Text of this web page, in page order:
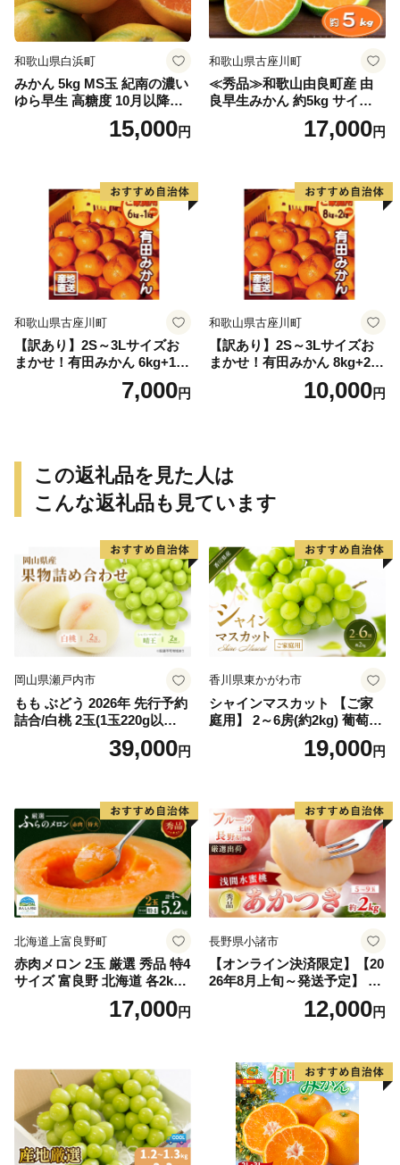
和歌山県白浜町
みかん 5kg MS玉 紀南の濃い
ゆら早生 高糖度 10月以降発
送 マルチ被覆栽培15,000円
和歌山県古座川町
≪秀品≫和歌山由良町産 由
良早生みかん 約5kg サイズお
まかせ【sml106C】17,000円
和歌山県古座川町
【訳あり】2S～3Lサイズお
まかせ！有田みかん 6kg+1kg
保証分 11月から12月下旬ま
でに順次発送致します。 / 訳
7,000円
和歌山県古座川町
【訳あり】2S～3Lサイズお
まかせ！有田みかん 8kg+2kg
保証分 11月から12月下旬ま
でに順次発送致します。 / 訳
10,000円
この返礼品を見た人は
こんな返礼品も見ています
岡山県瀬戸内市
もも ぶどう 2026年 先行予約
詰合/白桃 2玉(1玉220g以
上)・シャインマスカット 晴
39,000円
香川県東かがわ市
シャインマスカット 【ご家
庭用】 2～6房(約2kg) 葡萄 ぶ
どう ブドウ フルーツ 果物 く
だもの 果実 旬の果物 旬のフ
19,000円
北海道上富良野町
赤肉メロン 2玉 厳選 秀品 特4
サイズ 富良野 北海道 各2kg
～2.6kg 2玉 セット ファーム
富良野 メロン めろん 果物 く
17,000円
長野県小諸市
【オンライン決済限定】【20
26年8月上旬～発送予定】 先
行予約 「浅間水蜜桃プレミ
アム」 もも あかつき 秀品 約
果肉 長野県産 小諸市
12,000円